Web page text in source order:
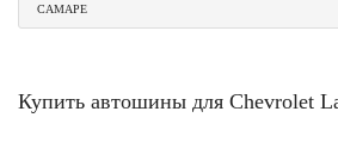
САМАРЕ
Купить автошины для Chevrolet